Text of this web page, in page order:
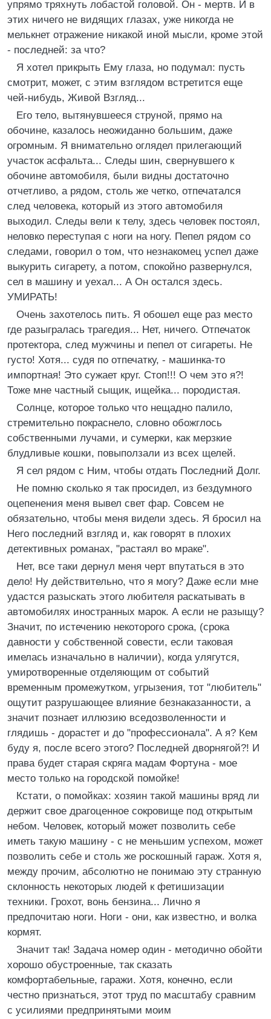
упрямо тряхнуть лобастой головой. Он - мертв. И в
этих ничего не видящих глазах, уже никогда не
мелькнет отражение никакой иной мысли, кроме этой
- последней: за что?
Я хотел прикрыть Ему глаза, но подумал: пусть
смотрит, может, с этим взглядом встретится еще
чей-нибудь, Живой Взгляд...
Его тело, вытянувшееся струной, прямо на
обочине, казалось неожиданно большим, даже
огромным. Я внимательно оглядел прилегающий
участок асфальта... Следы шин, свернувшего к
обочине автомобиля, были видны достаточно
отчетливо, а рядом, столь же четко, отпечатался
след человека, который из этого автомобиля
выходил. Следы вели к телу, здесь человек постоял,
неловко переступая с ноги на ногу. Пепел рядом со
следами, говорил о том, что незнакомец успел даже
выкурить сигарету, а потом, спокойно развернулся,
сел в машину и уехал... А Он остался здесь.
УМИРАТЬ!
Очень захотелось пить. Я обошел еще раз место
где разыгралась трагедия... Нет, ничего. Отпечаток
протектора, след мужчины и пепел от сигареты. Не
густо! Хотя... судя по отпечатку, - машинка-то
импортная! Это сужает круг. Стоп!!! О чем это я?!
Тоже мне частный сыщик, ищейка... породистая.
Солнце, которое только что нещадно палило,
стремительно покраснело, словно обожглось
собственными лучами, и сумерки, как мерзкие
блудливые кошки, повыползали из всех щелей.
Я сел рядом с Ним, чтобы отдать Последний Долг.
Не помню сколько я так просидел, из бездумного
оцепенения меня вывел свет фар. Совсем не
обязательно, чтобы меня видели здесь. Я бросил на
Него последний взгляд и, как говорят в плохих
детективных романах, "растаял во мраке".
Нет, все таки дернул меня черт впутаться в это
дело! Ну действительно, что я могу? Даже если мне
удастся разыскать этого любителя раскатывать в
автомобилях иностранных марок. А если не разыщу?
Значит, по истечению некоторого срока, (срока
давности у собственной совести, если таковая
имелась изначально в наличии), когда улягутся,
умиротворенные отделяющим от событий
временным промежутком, угрызения, тот "любитель"
ощутит разрушающее влияние безнаказанности, а
значит познает иллюзию вседозволенности и
глядишь - дорастет и до "профессионала". А я? Кем
буду я, после всего этого? Последней дворнягой?! И
права будет старая скряга мадам Фортуна - мое
место только на городской помойке!
Кстати, о помойках: хозяин такой машины вряд ли
держит свое драгоценное сокровище под открытым
небом. Человек, который может позволить себе
иметь такую машину - с не меньшим успехом, может
позволить себе и столь же роскошный гараж. Хотя я,
между прочим, абсолютно не понимаю эту странную
склонность некоторых людей к фетишизации
техники. Грохот, вонь бензина... Лично я
предпочитаю ноги. Ноги - они, как известно, и волка
кормят.
Значит так! Задача номер один - методично обойти
хорошо обустроенные, так сказать
комфортабельные, гаражи. Хотя, конечно, если
честно признаться, этот труд по масштабу сравним
с усилиями предпринятыми моим